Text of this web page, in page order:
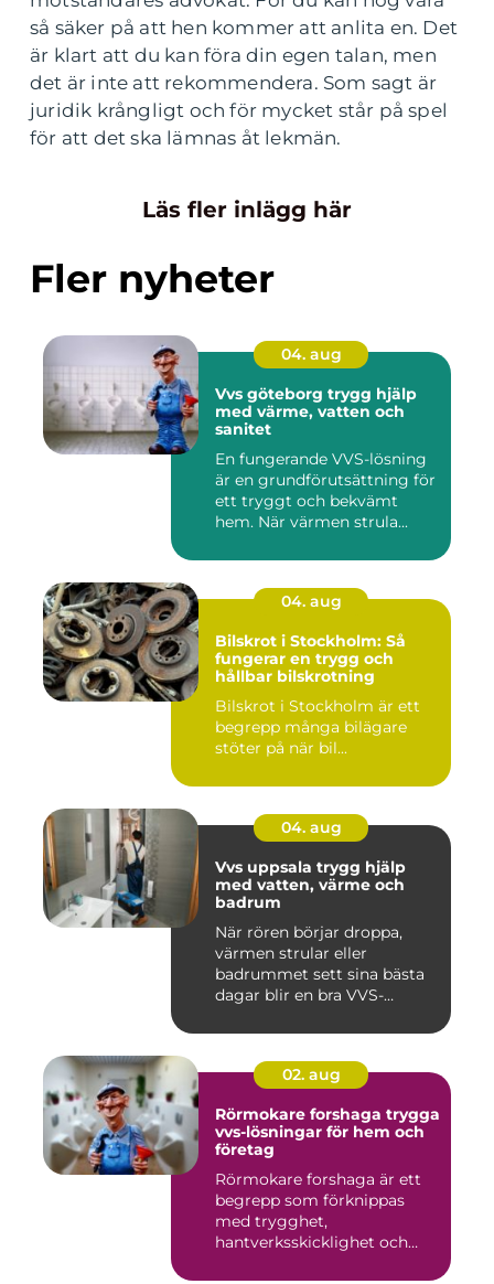
så säker på att hen kommer att anlita en. Det
är klart att du kan föra din egen talan, men
det är inte att rekommendera. Som sagt är
juridik krångligt och för mycket står på spel
för att det ska lämnas åt lekmän.
Läs fler inlägg här
Fler nyheter
04. aug
Vvs göteborg trygg hjälp
med värme, vatten och
sanitet
En fungerande VVS-lösning
är en grundförutsättning för
ett tryggt och bekvämt
hem. När värmen strula...
04. aug
Bilskrot i Stockholm: Så
fungerar en trygg och
hållbar bilskrotning
Bilskrot i Stockholm är ett
begrepp många bilägare
stöter på när bil...
04. aug
Vvs uppsala trygg hjälp
med vatten, värme och
badrum
När rören börjar droppa,
värmen strular eller
badrummet sett sina bästa
dagar blir en bra VVS-
02. aug
Rörmokare forshaga trygga
vvs-lösningar för hem och
företag
Rörmokare forshaga är ett
begrepp som förknippas
med trygghet,
hantverksskicklighet och